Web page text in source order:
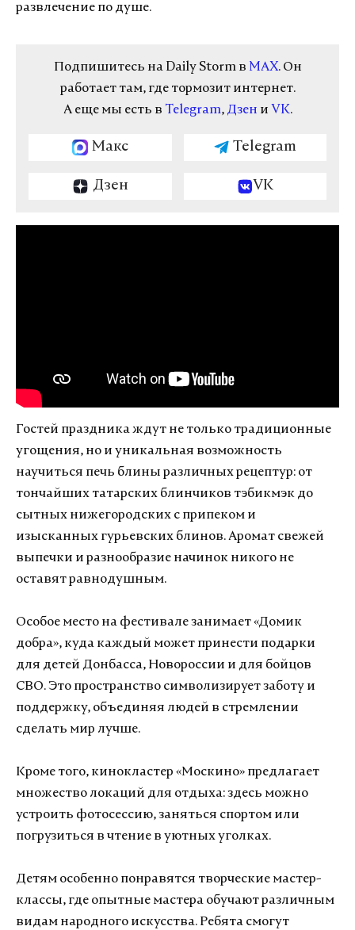
развлечение по душе.
Подпишитесь на Daily Storm в MAX. Он
работает там, где тормозит интернет.
А еще мы есть в Telegram, Дзен и VK.
Макс Telegram
Дзен VK
Гостей праздника ждут не только традиционные
угощения, но и уникальная возможность
научиться печь блины различных рецептур: от
тончайших татарских блинчиков тэбикмэк до
сытных нижегородских с припеком и
изысканных гурьевских блинов. Аромат свежей
выпечки и разнообразие начинок никого не
оставят равнодушным.
Особое место на фестивале занимает «Домик
добра», куда каждый может принести подарки
для детей Донбасса, Новороссии и для бойцов
СВО. Это пространство символизирует заботу и
поддержку, объединяя людей в стремлении
сделать мир лучше.
Кроме того, кинокластер «Москино» предлагает
множество локаций для отдыха: здесь можно
устроить фотосессию, заняться спортом или
погрузиться в чтение в уютных уголках.
Детям особенно понравятся творческие мастер-
классы, где опытные мастера обучают различным
видам народного искусства. Ребята смогут